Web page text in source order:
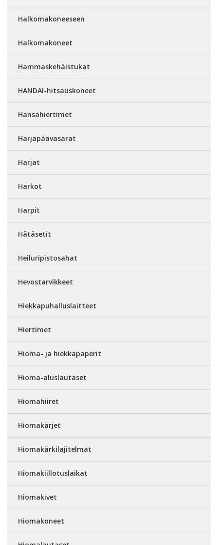
Halkomakoneeseen
Halkomakoneet
Hammaskehäistukat
HANDAI-hitsauskoneet
Hansahiertimet
Harjapäävasarat
Harjat
Harkot
Harpit
Hätäsetit
Heiluripistosahat
Hevostarvikkeet
Hiekkapuhalluslaitteet
Hiertimet
Hioma- ja hiekkapaperit
Hioma-aluslautaset
Hiomahiiret
Hiomakärjet
Hiomakärkilajitelmat
Hiomakiillotuslaikat
Hiomakivet
Hiomakoneet